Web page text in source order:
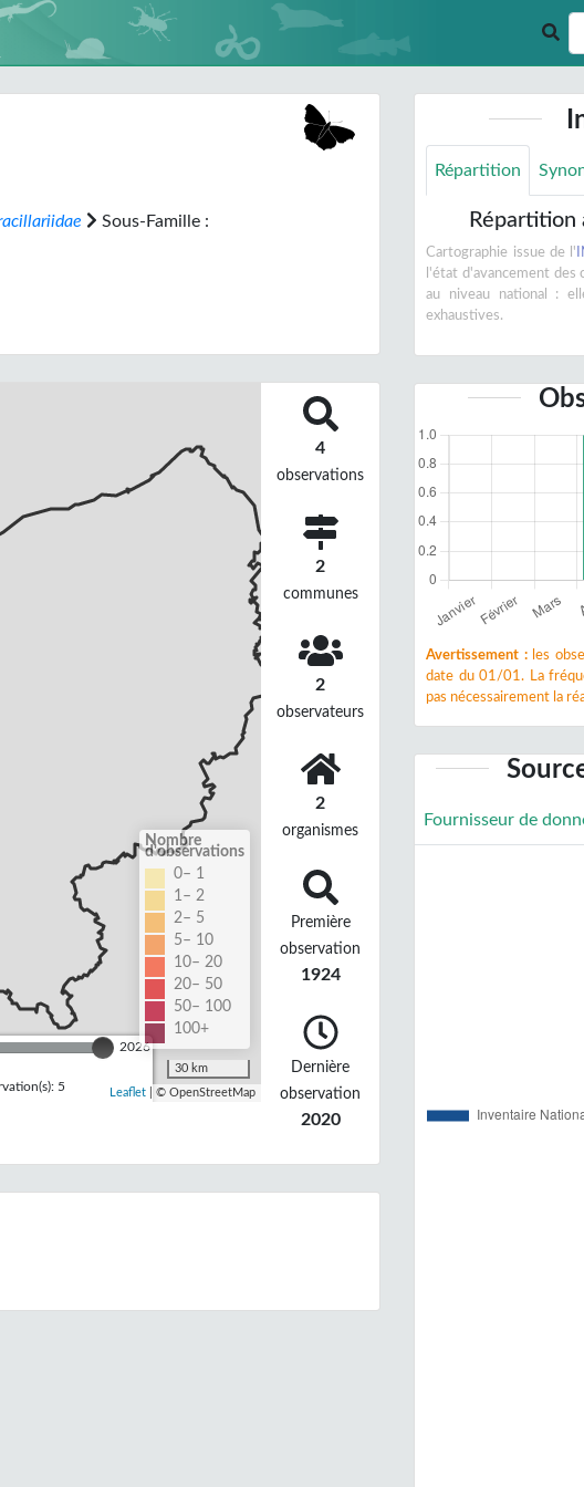
Sous-Famille :
2026
5
Nombre
d'observations
0– 1
1– 2
2– 5
5– 10
10– 20
20– 50
50– 100
100+
30 km
Leaflet| © OpenStreetMap
4
observations
2
communes
2
observateurs
2
organismes
Première
observation
1924
Dernière
observation
2020
Répartition
Répartition
Cartographie issue de l'
l'état d'avancement des
au niveau national :
exhaustives.
Avertissement :les
date du 01/01. La
pas nécessairement la
Fournisseur de